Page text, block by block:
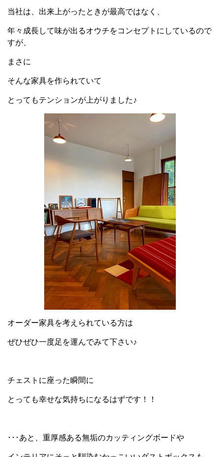
当社は、出来上がったときが最高ではなく、
年々成長して味が出るオウチをコンセプトにしているので
すが、
まさに
そんな家具を作られていて
とってもテンションが上がりました♪
オーダー家具を考えられている方は
ぜひぜひ一度足を運んでみて下さい♪
チェストに座った瞬間に
とっても幸せな気持ちになるはずです！！
･･･あと、重厚感ある無垢のカッティングボードや